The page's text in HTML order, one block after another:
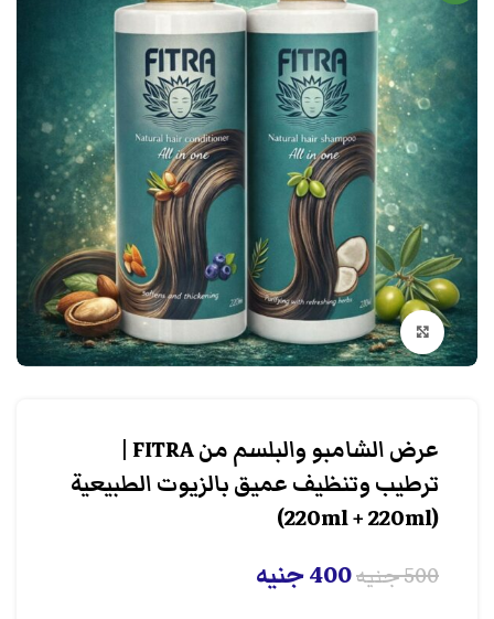
انقر هنا لتكبير الصورة
عرض الشامبو والبلسم من FITRA |
ترطيب وتنظيف عميق بالزيوت الطبيعية
(220ml + 220ml)
500جنيه400جنيه